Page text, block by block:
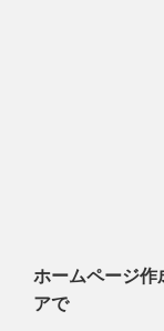
ホームページ作
アで